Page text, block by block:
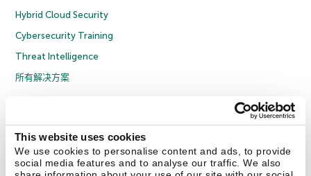
This website uses cookies
We use cookies to personalise content and ads, to provide
social media features and to analyse our traffic. We also
Hybrid Cloud Security
Cybersecurity Training
Threat Intelligence
所有解决方案
隐私策略
反腐败政策
许可协议 B2B
京ICP备12053225号
京公网安备 11010102001169号